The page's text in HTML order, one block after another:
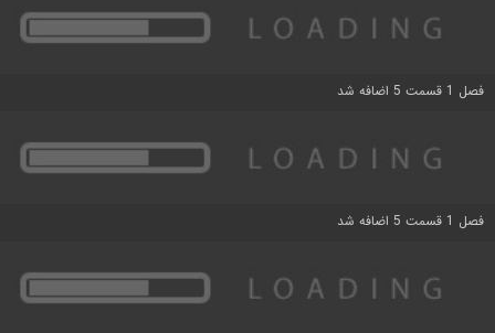
فصل 1 قسمت 5 اضافه شد
فصل 1 قسمت 5 اضافه شد